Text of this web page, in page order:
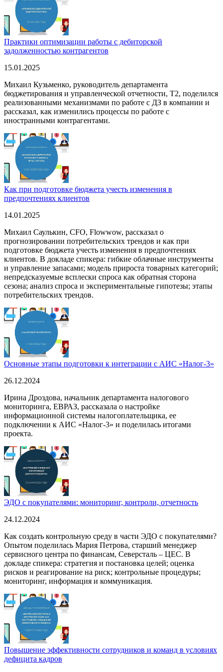
Практики оптимизации работы с дебиторской
задолженностью контрагентов
15.01.2025
Михаил Кузьменко, руководитель департамента
бюджетирования и управленческой отчетности, T2, поделился
реализованными механизмами по работе с ДЗ в компании и
рассказал, как изменились процессы по работе с
иностранными контрагентами.
Как при подготовке бюджета учесть изменения в
предпочтениях клиентов
14.01.2025
Михаил Саулькин, CFO, Flowwow, рассказал о
прогнозировании потребительских трендов и как при
подготовке бюджета учесть изменения в предпочтениях
клиентов. В докладе спикера: гибкие облачные инструменты
и управление запасами; модель прироста товарных категорий;
непредсказуемые всплески спроса как обратная сторона
сезона; анализ спроса и экспериментальные гипотезы; этапы
потребительских трендов.
Основные этапы подготовки к интеграции с АИС «Налог-3»
26.12.2024
Ирина Дроздова, начальник департамента налогового
мониторинга, ЕВРАЗ, рассказала о настройке
информационной системы налогоплательщика, ее
подключении к АИС «Налог-3» и поделилась итогами
проекта.
ЭДО с покупателями: мониторинг, контроли, отчетность
24.12.2024
Как создать контрольную среду в части ЭДО с покупателями?
Опытом поделилась Мария Петрова, старший менеджер
сервисного центра по финансам, Северсталь – ЦЕС. В
докладе спикера: стратегия и постановка целей; оценка
рисков и реагирование на риск; контрольные процедуры;
мониторинг, информация и коммуникация.
Повышение эффективности сотрудников и команд в условиях
дефицита кадров